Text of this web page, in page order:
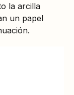
la arcilla
un papel